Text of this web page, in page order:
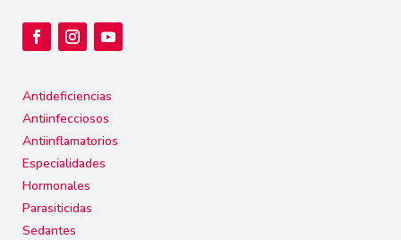
Antideficiencias
Antiinfecciosos
Antiinflamatorios
Especialidades
Hormonales
Parasiticidas
Sedantes